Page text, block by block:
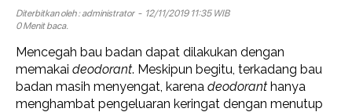
Diterbitkan oleh : administrator- 12/11/2019 11:35 WIB
0 Menit baca.
Mencegah bau badan dapat dilakukan dengan
memakai deodorant. Meskipun begitu, terkadang bau
badan masih menyengat, karena deodorant hanya
menghambat pengeluaran keringat dengan menutup